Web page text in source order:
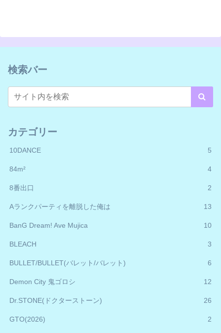
検索バー
カテゴリー
10DANCE 5
84m² 4
8番出口 2
Aランクパーティを離脱した俺は 13
BanG Dream! Ave Mujica 10
BLEACH 3
BULLET/BULLET(バレット/バレット) 6
Demon City 鬼ゴロシ 12
Dr.STONE(ドクターストーン) 26
GTO(2026) 2